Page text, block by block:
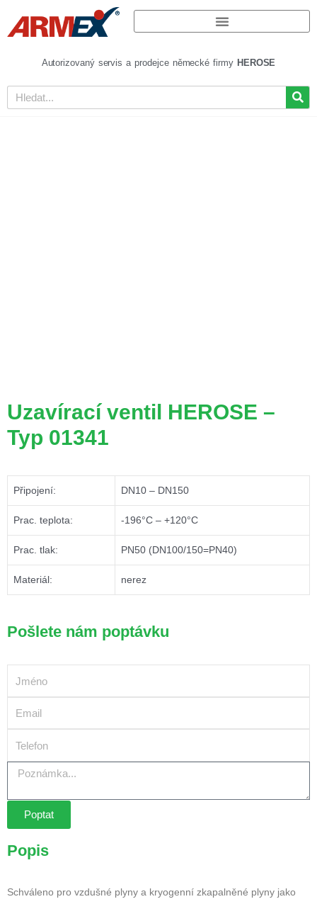
Autorizovaný servis a prodejce německé firmy HEROSE
Uzavírací ventil HEROSE –
Typ 01341
Připojení: DN10 – DN150
Prac. teplota: -196°C – +120°C
Prac. tlak: PN50 (DN100/150=PN40)
Materiál: nerez
Pošlete nám poptávku
Poptat
Popis
Schváleno pro vzdušné plyny a kryogenní zkapalněné plyny jako